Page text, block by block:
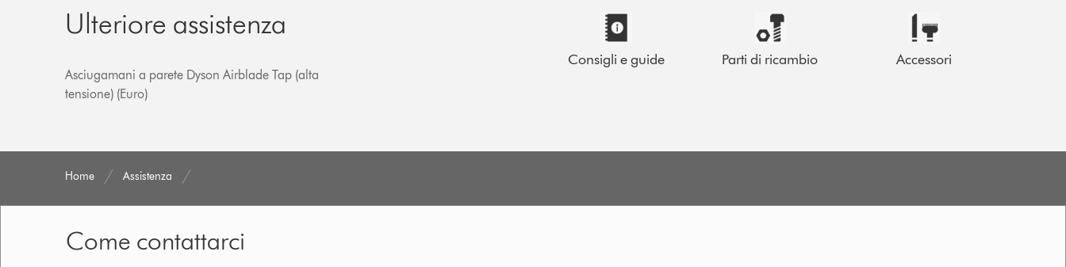
Ulteriore assistenza
Asciugamani a parete Dyson Airblade Tap (alta
tensione) (Euro)
Consigli e guide Parti di ricambio Accessori
Home Assistenza
Come contattarci